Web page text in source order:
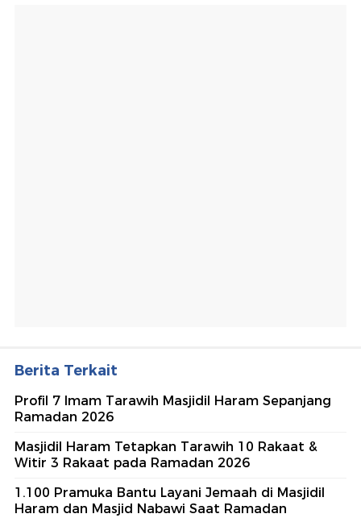
Berita Terkait
Profil 7 Imam Tarawih Masjidil Haram Sepanjang
Ramadan 2026
Masjidil Haram Tetapkan Tarawih 10 Rakaat &
Witir 3 Rakaat pada Ramadan 2026
1.100 Pramuka Bantu Layani Jemaah di Masjidil
Haram dan Masjid Nabawi Saat Ramadan